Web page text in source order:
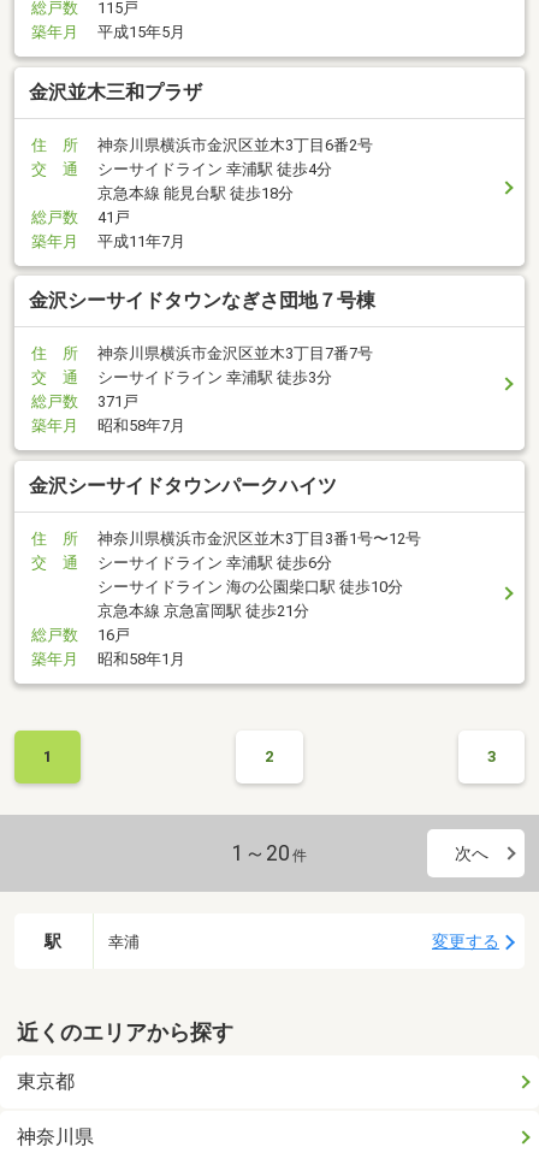
総戸数
115戸
築年月
平成15年5月
金沢並木三和プラザ
住 所
神奈川県横浜市金沢区並木3丁目6番2号
交 通
シーサイドライン 幸浦駅 徒歩4分
京急本線 能見台駅 徒歩18分
総戸数
41戸
築年月
平成11年7月
金沢シーサイドタウンなぎさ団地７号棟
住 所
神奈川県横浜市金沢区並木3丁目7番7号
交 通
シーサイドライン 幸浦駅 徒歩3分
総戸数
371戸
築年月
昭和58年7月
金沢シーサイドタウンパークハイツ
住 所
神奈川県横浜市金沢区並木3丁目3番1号〜12号
交 通
シーサイドライン 幸浦駅 徒歩6分
シーサイドライン 海の公園柴口駅 徒歩10分
京急本線 京急富岡駅 徒歩21分
総戸数
16戸
築年月
昭和58年1月
1 2 3
1～20 件 次へ
駅 幸浦 変更する
近くのエリアから探す
東京都
神奈川県